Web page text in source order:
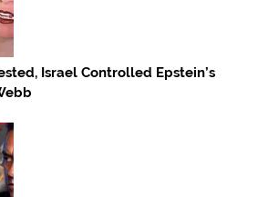
Israel Controlled Epstein’s